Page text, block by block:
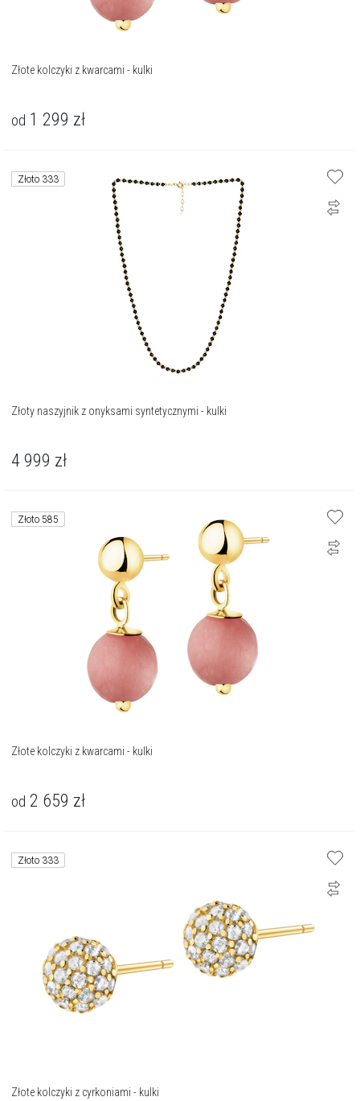
Złote kolczyki z kwarcami - kulki
od 1 299 zł
Złoto 333
Złoty naszyjnik z onyksami syntetycznymi - kulki
4 999 zł
Złoto 585
Złote kolczyki z kwarcami - kulki
od 2 659 zł
Złoto 333
Złote kolczyki z cyrkoniami - kulki